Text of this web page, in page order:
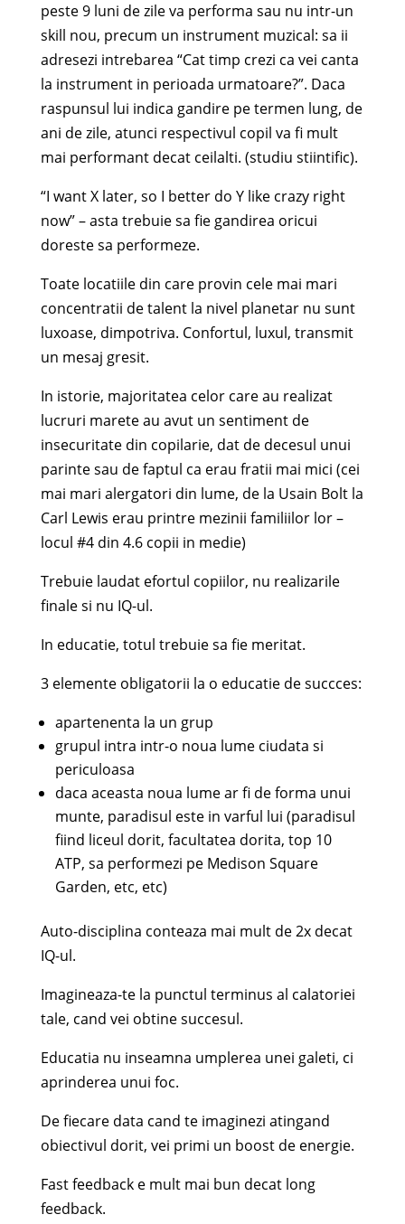
peste 9 luni de zile va performa sau nu intr-un
skill nou, precum un instrument muzical: sa ii
adresezi intrebarea “Cat timp crezi ca vei canta
la instrument in perioada urmatoare?”. Daca
raspunsul lui indica gandire pe termen lung, de
ani de zile, atunci respectivul copil va fi mult
mai performant decat ceilalti. (studiu stiintific).
“I want X later, so I better do Y like crazy right
now” – asta trebuie sa fie gandirea oricui
doreste sa performeze.
Toate locatiile din care provin cele mai mari
concentratii de talent la nivel planetar nu sunt
luxoase, dimpotriva. Confortul, luxul, transmit
un mesaj gresit.
In istorie, majoritatea celor care au realizat
lucruri marete au avut un sentiment de
insecuritate din copilarie, dat de decesul unui
parinte sau de faptul ca erau fratii mai mici (cei
mai mari alergatori din lume, de la Usain Bolt la
Carl Lewis erau printre mezinii familiilor lor –
locul #4 din 4.6 copii in medie)
Trebuie laudat efortul copiilor, nu realizarile
finale si nu IQ-ul.
In educatie, totul trebuie sa fie meritat.
3 elemente obligatorii la o educatie de succces:
apartenenta la un grup
grupul intra intr-o noua lume ciudata si
periculoasa
daca aceasta noua lume ar fi de forma unui
munte, paradisul este in varful lui (paradisul
fiind liceul dorit, facultatea dorita, top 10
ATP, sa performezi pe Medison Square
Garden, etc, etc)
Auto-disciplina conteaza mai mult de 2x decat
IQ-ul.
Imagineaza-te la punctul terminus al calatoriei
tale, cand vei obtine succesul.
Educatia nu inseamna umplerea unei galeti, ci
aprinderea unui foc.
De fiecare data cand te imaginezi atingand
obiectivul dorit, vei primi un boost de energie.
Fast feedback e mult mai bun decat long
feedback.